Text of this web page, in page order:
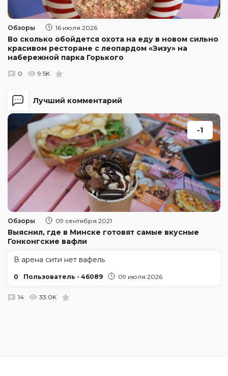
Лучший комментарий
-1
Обзоры 09 сентября 2021
Выяснил, где в Минске готовят самые вкусные
Гонконгские вафли
В арена сити нет вафель
0 Пользователь - 46089 09 июля 2026
14 33.0K
Обзоры 16 июля 2026
Во сколько обойдется охота на еду в новом сильно
красивом ресторане с леопардом «Зизу» на
набережной парка Горького
0 9.5K